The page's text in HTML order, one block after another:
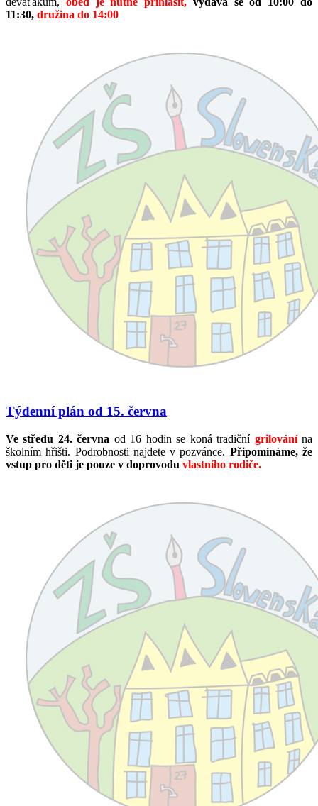
11:30, družina do 14:00
Týdenní plán od 15. června
Ve středu 24. června od 16 hodin se koná tradiční grilovánína
školním hřišti. Podrobnosti najdete v pozvánce. Připomínáme, že
vstup pro děti je pouze v doprovodu vlastního rodiče.